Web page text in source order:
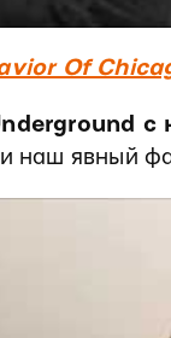
Of
с
наш явный